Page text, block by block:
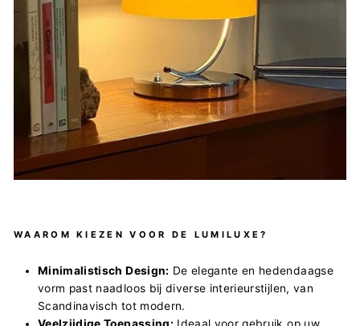
WAAROM KIEZEN VOOR DE LUMILUXE?
Minimalistisch Design: De elegante en hedendaagse
vorm past naadloos bij diverse interieurstijlen, van
Scandinavisch tot modern.